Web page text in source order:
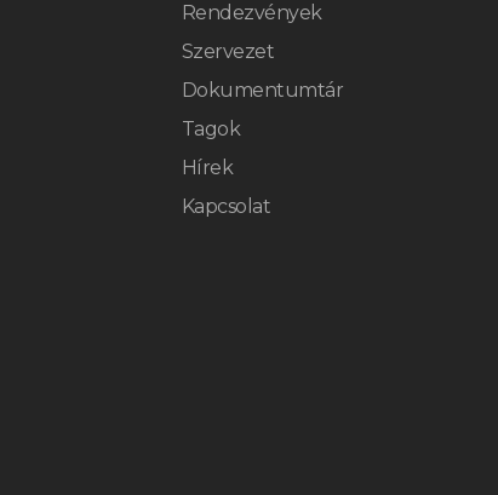
Rendezvények
Szervezet
Dokumentumtár
Tagok
Hírek
Kapcsolat